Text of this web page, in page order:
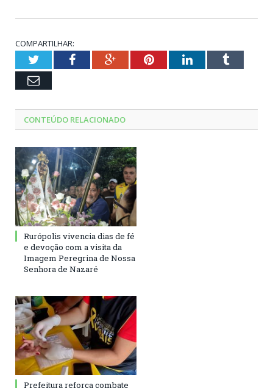
COMPARTILHAR:
TwitterFacebookGoogle+PinterestLinkedInTumblr
Email
CONTEÚDO RELACIONADO
Rurópolis vivencia dias de fé
e devoção com a visita da
Imagem Peregrina de Nossa
Senhora de Nazaré
Prefeitura reforça combate